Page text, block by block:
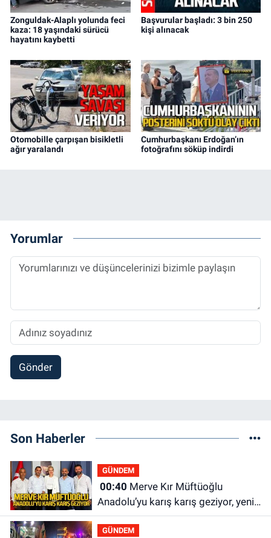
Zonguldak-Alaplı yolunda feci
kaza: 18 yaşındaki sürücü
hayatını kaybetti
Başvurular başladı: 3 bin 250
kişi alınacak
Otomobille çarpışan bisikletli
ağır yaralandı
Cumhurbaşkanı Erdoğan’ın
fotoğrafını söküp indirdi
Yorumlar
Gönder
Son Haberler
GÜNDEM
00:40
Anadolu’yu karış karış geziyor, yeni
yapılanmaları şekillendiriyor
GÜNDEM